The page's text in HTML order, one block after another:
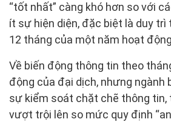
“tốt nhất” càng khó hơn so với
ít sự hiện diện, đặc biệt là duy trì
12 tháng của một năm hoạt
Về biến động thông tin theo
động của đại dịch, nhưng ngành
sự kiểm soát chặt chẽ thông
vượt trội lên so mức quy định